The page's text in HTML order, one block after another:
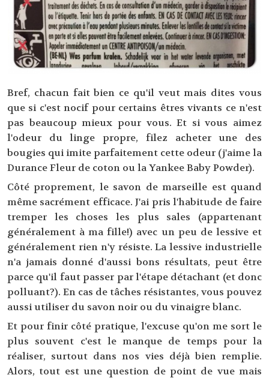
Bref, chacun fait bien ce qu'il veut mais dites vous
que si c'est nocif pour certains êtres vivants ce n'est
pas beaucoup mieux pour vous. Et si vous aimez
l'odeur du linge propre, filez acheter une des
bougies qui imite parfaitement cette odeur (j'aime la
Durance Fleur de coton ou la Yankee Baby Powder).
Côté proprement, le savon de marseille est quand
même sacrément efficace. J'ai pris l'habitude de faire
tremper les choses les plus sales (appartenant
généralement à ma fille!) avec un peu de lessive et
généralement rien n'y résiste. La lessive industrielle
n'a jamais donné d'aussi bons résultats, peut être
parce qu'il faut passer par l'étape détachant (et donc
polluant?). En cas de tâches résistantes, vous pouvez
aussi utiliser du savon noir ou du vinaigre blanc.
Et pour finir côté pratique, l'excuse qu'on me sort le
plus souvent c'est le manque de temps pour la
réaliser, surtout dans nos vies déjà bien remplie.
Alors, tout est une question de point de vue mais